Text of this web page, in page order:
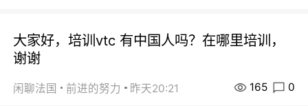
大家好，培训vtc 有中国人吗？在哪里培训，
谢谢
闲聊法国 前进的努力 昨天20:21 165 0